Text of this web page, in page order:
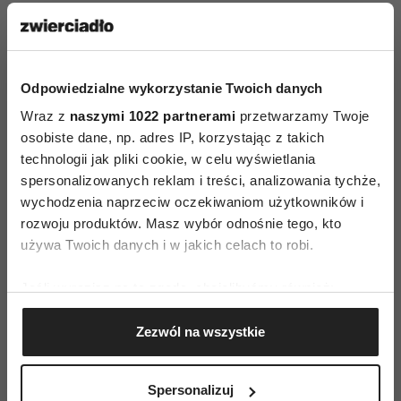
Odpowiedzialne wykorzystanie Twoich danych
Wraz z naszymi 1022 partnerami przetwarzamy Twoje
osobiste dane, np. adres IP, korzystając z takich
technologii jak pliki cookie, w celu wyświetlania
spersonalizowanych reklam i treści, analizowania tychże,
wychodzenia naprzeciw oczekiwaniom użytkowników i
rozwoju produktów. Masz wybór odnośnie tego, kto
używa Twoich danych i w jakich celach to robi.
Gromadzić dane dotyczące Twojej lokalizacji
geograficznej z dokładnością nawet do kilku metrów
Identyfikować Twoje urządzenie, aktywnie
Zezwól na wszystkie
Spersonalizuj
* Badania zostały przeprowadzone w ramach
i sytuacyjne wyznaczniki kontroli działania”,
Autonomia, samoregulacja i kontrola działania”
AUTOPROMOCJA